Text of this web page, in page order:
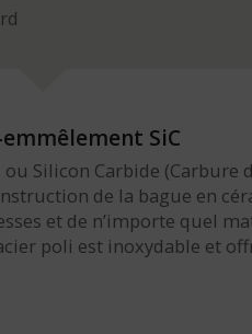
SiC
ou Silicon Carbide
de la bague en
et de n’importe quel
poli est inoxydable et